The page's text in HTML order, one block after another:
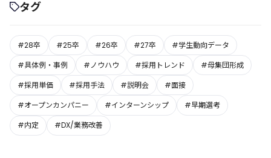
タグ
#28卒 #25卒 #26卒 #27卒
#学生動向データ
#具体例・事例
#ノウハウ #採用トレンド
#母集団形成
#採用単価
#採用手法 #説明会
#面接
#オープンカンパニー
#インターンシップ
#早期選考
#内定
#DX/業務改善